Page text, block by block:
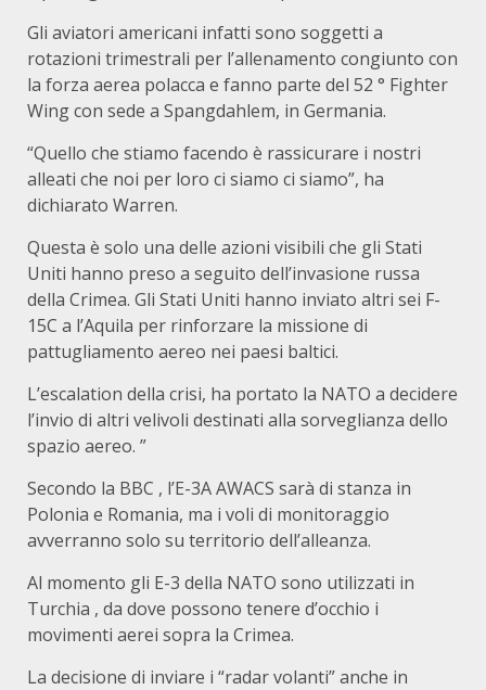
Gli aviatori americani infatti sono soggetti a
rotazioni trimestrali per l’allenamento congiunto con
la forza aerea polacca e fanno parte del 52 ° Fighter
Wing con sede a Spangdahlem, in Germania.
“Quello che stiamo facendo è rassicurare i nostri
alleati che noi per loro ci siamo ci siamo”, ha
dichiarato Warren.
Questa è solo una delle azioni visibili che gli Stati
Uniti hanno preso a seguito dell’invasione russa
della Crimea. Gli Stati Uniti hanno inviato altri sei F-
15C a l’Aquila per rinforzare la missione di
pattugliamento aereo nei paesi baltici.
L’escalation della crisi, ha portato la NATO a decidere
l’invio di altri velivoli destinati alla sorveglianza dello
spazio aereo. ”
Secondo la BBC , l’E-3A AWACS sarà di stanza in
Polonia e Romania, ma i voli di monitoraggio
avverranno solo su territorio dell’alleanza.
Al momento gli E-3 della NATO sono utilizzati in
Turchia , da dove possono tenere d’occhio i
movimenti aerei sopra la Crimea.
La decisione di inviare i “radar volanti” anche in